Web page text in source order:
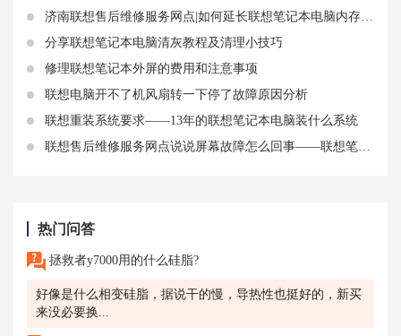
济南联想售后维修服务网点|如何延长联想笔记本电脑内存条的使用寿命
分享联想笔记本电脑清灰教程及清理小技巧
修理联想笔记本外屏的费用和注意事项
联想电脑开不了机风扇转一下停了故障原因分析
联想重装系统要求——13年的联想笔记本电脑装什么系统
联想售后维修服务网点说说屏幕故障怎么回事——联想笔记本电脑开机运行正常屏幕不亮
热门问答
拯救者y7000用的什么硅脂?
好像是什么相变硅脂，据说干的慢，导热性也挺好的，新买
来没必要换...